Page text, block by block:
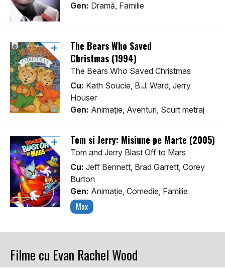
Gen: Dramă, Familie
The Bears Who Saved
Christmas (1994)
The Bears Who Saved Christmas
Cu: Kath Soucie, B.J. Ward, Jerry
Houser
Gen: Animaţie, Aventuri, Scurt metraj
Tom si Jerry: Misiune pe Marte (2005)
Tom and Jerry Blast Off to Mars
Cu: Jeff Bennett, Brad Garrett, Corey
Burton
Gen: Animaţie, Comedie, Familie
Max
Filme cu Evan Rachel Wood